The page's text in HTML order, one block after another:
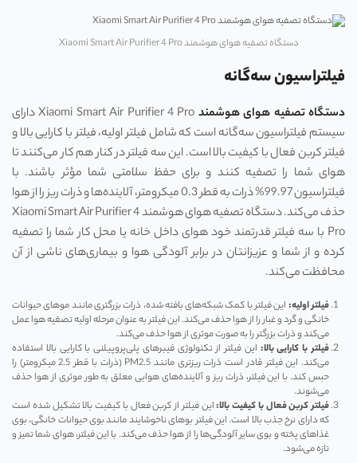
دستگاه تصفیه هوای هوشمند Xiaomi Smart Air Purifier 4 Pro
فیلتراسیون سه‌گانه
دستگاه تصفیه هوای هوشمند
Xiaomi Smart Air Purifier 4 Pro دارای
سیستم فیلتراسیون سه‌گانه است که شامل فیلتر اولیه، فیلتر با کارایی بالا و
فیلتر کربن فعال با کیفیت بالا است. این سه فیلتر در کنار هم کار می‌کنند تا
هوای شما را تصفیه کنند و برای حفظ سلامتی شما مؤثر باشند. با
فیلتراسیون 99.97% ذرات به قطر 0.3 میکرومتر، آلاینده‌ها و ذرات ریز را از هوا
حذف می‌کند. دستگاه تصفیه هوای هوشمند Xiaomi Smart Air Purifier 4
Pro با سه فیلتر قدرتمند خود هوای داخل خانه یا محل کار شما را تصفیه
کرده و از شما و عزیزانتان در برابر آلودگی هوا و بیماری‌های ناشی از آن
محافظت می‌کند.
فیلتر اولیه: این فیلتر با کمک شبکه‌های بافته شده، ذرات بزرگتری مانند موهای حیوانات
خانگی و گرد و غبار را از هوا حذف می‌کند. این فیلتر به عنوان مرحله اولیه تصفیه هوا عمل
می‌کند و ذرات بزرگتر را به صورت موثری از هوا حذف می‌کند.
فیلتر با کارایی بالا: این فیلتر از تکنولوژی فیبرهای پلی‌پروپیلنی با کارایی بالا استفاده
می‌کند. این فیلتر قادر است ذرات ریزتری مانند PM2.5 (ذرات با قطر 2.5 میکرومتر) را
حبس کند. با این فیلتر، ذرات ریز و آلاینده‌های هوایی معلق به طور موثری از هوا حذف
می‌شوند.
فیلتر کربن فعال با کیفیت بالا:این فیلتر از کربن فعال با کیفیت بالا تشکیل شده است
که دارای نرخ جذب بالا است. این فیلتر بوهای ناخوشایند مانند بوی حیوانات خانگی، بوی
غذاهای پخته و بوی سایر آلودگی‌ها را از هوا حذف می‌کند. با این فیلتر، هوای شما تمیز و
تازه می‌شود.